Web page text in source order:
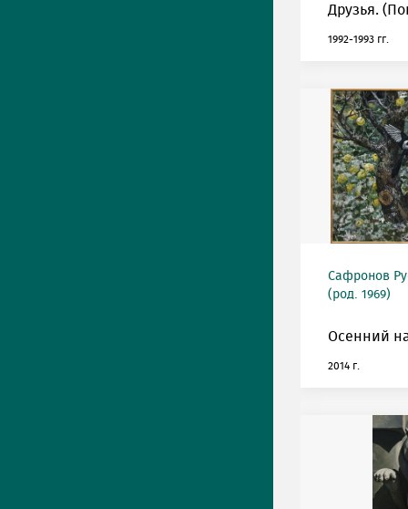
Друзья.
1992-1993 гг.
Сафронов
(род. 1969)
Осенний
2014 г.